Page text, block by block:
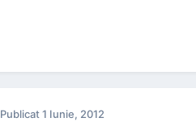
Publicat1 Iunie, 2012